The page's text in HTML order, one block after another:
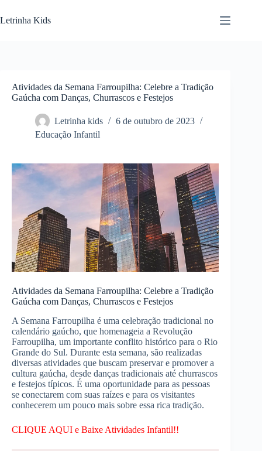
Letrinha Kids
Atividades da Semana Farroupilha: Celebre a Tradição
Gaúcha com Danças, Churrascos e Festejos
Letrinha kids
6 de outubro de 2023
Educação Infantil
Atividades da Semana Farroupilha: Celebre a Tradição
Gaúcha com Danças, Churrascos e Festejos
A Semana Farroupilha é uma celebração tradicional no
calendário gaúcho, que homenageia a Revolução
Farroupilha, um importante conflito histórico para o Rio
Grande do Sul. Durante esta semana, são realizadas
diversas atividades que buscam preservar e promover a
cultura gaúcha, desde danças tradicionais até churrascos
e festejos típicos. É uma oportunidade para as pessoas
se conectarem com suas raízes e para os visitantes
conhecerem um pouco mais sobre essa rica tradição.
CLIQUE AQUI e Baixe Atividades Infantil!!